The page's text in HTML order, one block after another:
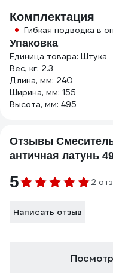
Комплектация
Гибкая подводка в
Упаковка
Единица товара: Штука
Вес, кг: 2.3
Длина, мм: 240
Ширина, мм: 155
Высота, мм: 495
Отзывы
античная латунь
5 2
Написать отзыв